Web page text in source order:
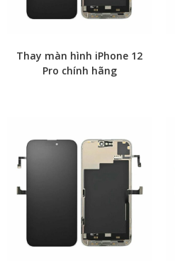
Thay màn hình iPhone 12
Pro chính hãng